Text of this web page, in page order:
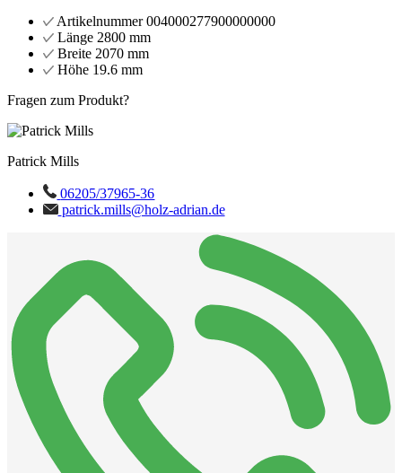
Artikelnummer 004000277900000000
Länge 2800 mm
Breite 2070 mm
Höhe 19.6 mm
Fragen zum Produkt?
Patrick Mills
06205/37965-36
patrick.mills@holz-adrian.de